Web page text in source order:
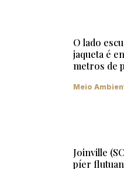
O lado
jaqueta é
metros de
Meio
Joinville
píer